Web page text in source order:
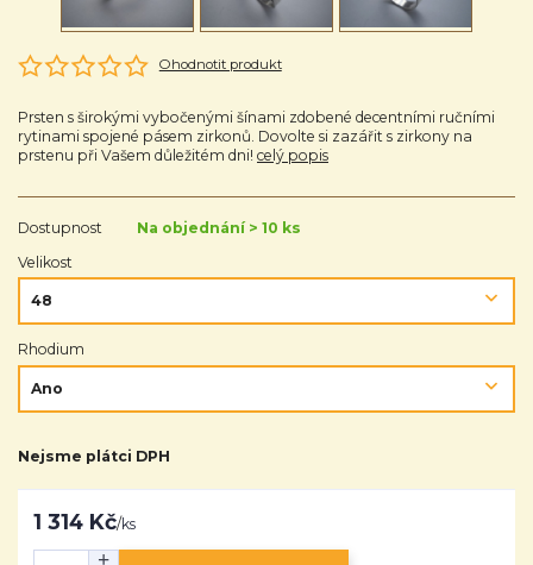
Ohodnotit produkt
Prsten s širokými vybočenými šínami zdobené decentními ručními
rytinami spojené pásem zirkonů. Dovolte si zazářit s zirkony na
prstenu při Vašem důležitém dni! celý popis
Dostupnost
Na objednání > 10 ks
Velikost
Rhodium
Nejsme plátci DPH
1 314 Kč/ks